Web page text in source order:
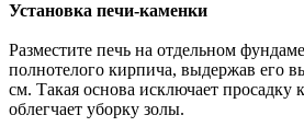
Установка печи-каменки
Разместите печь на отдельном
полнотелого кирпича, выдержав его
см. Такая основа исключает просадку
облегчает уборку золы.